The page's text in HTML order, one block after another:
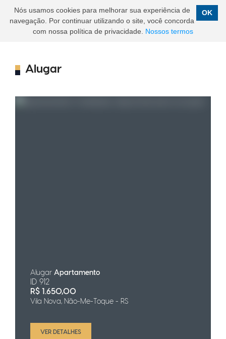
Alugar
Alugar Apartamento
ID 912
R$ 1.650,00
Vila Nova, Não-Me-Toque - RS
VER DETALHES
OK
Nós usamos cookies para melhorar sua experiência de
navegação. Por continuar utilizando o site, você concorda
com nossa política de privacidade. Nossos termos